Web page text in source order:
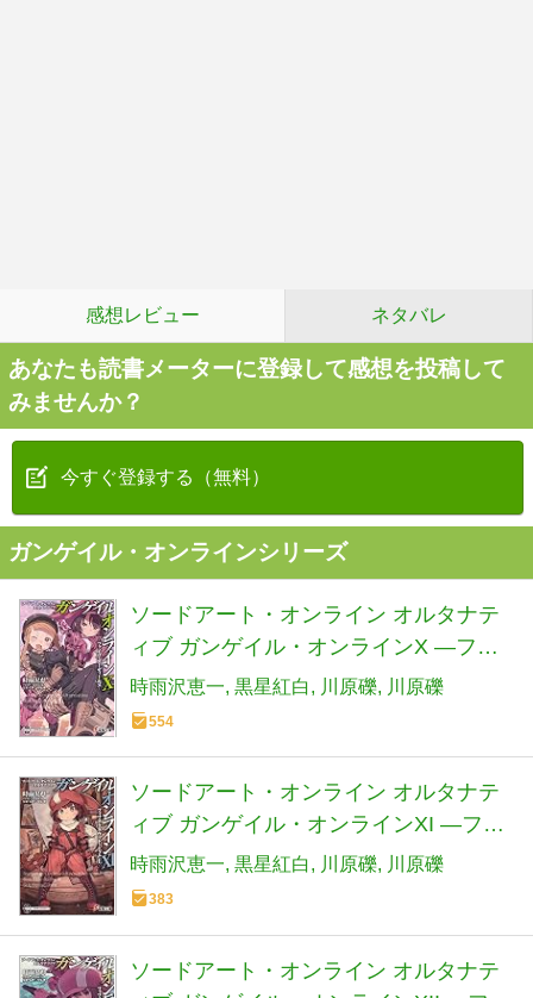
感想レビュー ネタバレ
あなたも読書メーターに登録して感想を投稿して
みませんか？
今すぐ登録する（無料）
ガンゲイル・オンラインシリーズ
ソードアート・オンライン オルタナテ
ィブ ガンゲイル・オンラインX ―ファ
イブ・オーディールズ― (電撃文庫)
時雨沢恵一 黒星紅白 川原礫 川原礫
554
ソードアート・オンライン オルタナテ
ィブ ガンゲイル・オンラインXI ―フィ
フス・スクワッド・ジャム〈上〉― (電
撃文庫)
時雨沢恵一 黒星紅白 川原礫 川原礫
383
ソードアート・オンライン オルタナテ